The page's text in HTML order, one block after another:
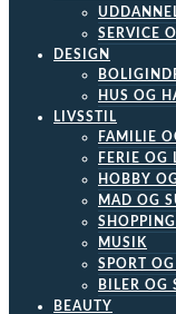
SERVICE
DESIGN
HUS OG
LIVSSTIL
FAMILIE
FERIE OG
HOBBY
MAD OG
MUSIK
SPORT
BILER OG
BEAUTY